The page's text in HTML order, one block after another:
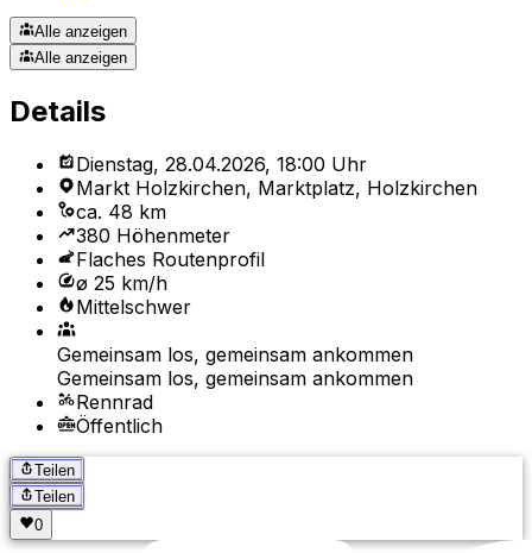
Alle anzeigen
Alle anzeigen
Details
Dienstag, 28.04.2026, 18:00 Uhr
Markt Holzkirchen, Marktplatz, Holzkirchen
ca. 48 km
380 Höhenmeter
Flaches Routenprofil
ø 25 km/h
Mittelschwer
Gemeinsam los, gemeinsam ankommen
Gemeinsam los, gemeinsam ankommen
Rennrad
Öffentlich
Teilen
Teilen